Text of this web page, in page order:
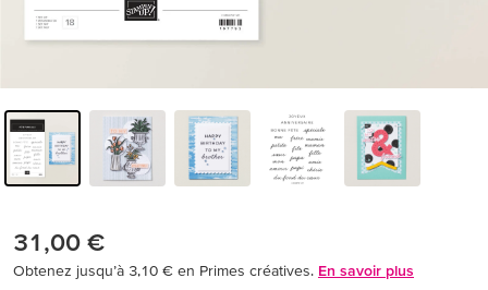
31,00 €
Obtenez jusqu’à 3,10 € en Primes créatives. En savoir plus